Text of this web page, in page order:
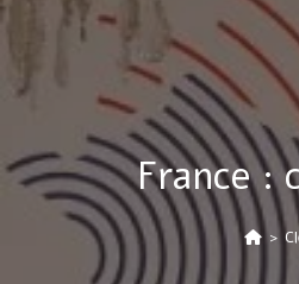
France :
>